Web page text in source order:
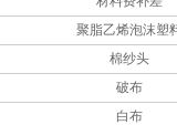
聚脂乙烯泡沫塑
棉纱头
破布
白布